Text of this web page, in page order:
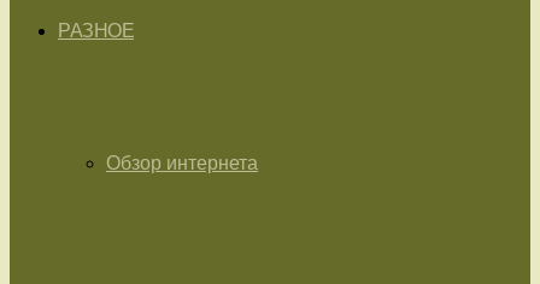
РАЗНОЕ
Обзор интернета